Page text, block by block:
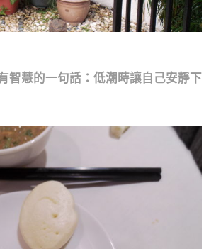
智慧的一句話：低潮時讓自己安靜下